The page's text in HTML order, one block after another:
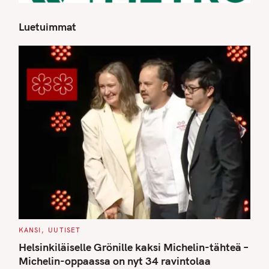
Luetuimmat
C
T
E
G
O
KANSI UUTISET
Helsinkiläiselle Grönille kaksi Michelin-tähteä –
Michelin-oppaassa on nyt 34 ravintolaa
S
e
a